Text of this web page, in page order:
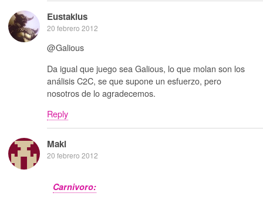
Eustakius
20 febrero 2012
@Galious
Da igual que juego sea Galious, lo que molan son los
análisis C2C, se que supone un esfuerzo, pero
nosotros de lo agradecemos.
Reply
Maki
20 febrero 2012
Carnivoro: